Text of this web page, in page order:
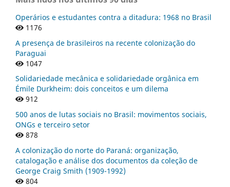
Operários e estudantes contra a ditadura: 1968 no Brasil
1176
A presença de brasileiros na recente colonização do
Paraguai
1047
Solidariedade mecânica e solidariedade orgânica em
Émile Durkheim: dois conceitos e um dilema
912
500 anos de lutas sociais no Brasil: movimentos sociais,
ONGs e terceiro setor
878
A colonização do norte do Paraná: organização,
catalogação e análise dos documentos da coleção de
George Craig Smith (1909-1992)
804